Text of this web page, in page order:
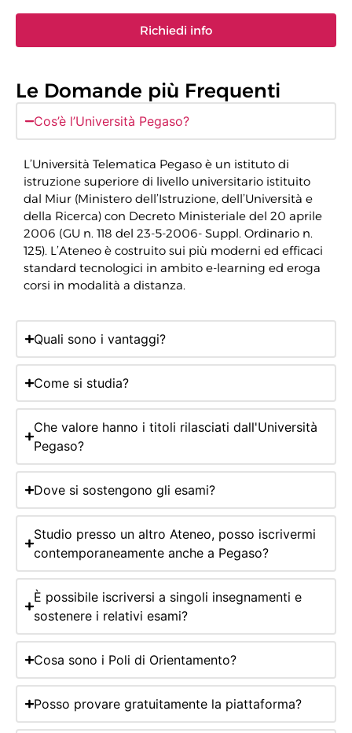
Richiedi info
Le Domande più Frequenti
Cos’è l’Università Pegaso?
L’Università Telematica Pegaso è un istituto di
istruzione superiore di livello universitario istituito
dal Miur (Ministero dell’Istruzione, dell’Università e
della Ricerca) con Decreto Ministeriale del 20 aprile
2006 (GU n. 118 del 23-5-2006- Suppl. Ordinario n.
125). L’Ateneo è costruito sui più moderni ed efficaci
standard tecnologici in ambito e-learning ed eroga
corsi in modalità a distanza.
Quali sono i vantaggi?
Come si studia?
Che valore hanno i titoli rilasciati dall'Università
Pegaso?
Dove si sostengono gli esami?
Studio presso un altro Ateneo, posso iscrivermi
contemporaneamente anche a Pegaso?
È possibile iscriversi a singoli insegnamenti e
sostenere i relativi esami?
Cosa sono i Poli di Orientamento?
Posso provare gratuitamente la piattaforma?